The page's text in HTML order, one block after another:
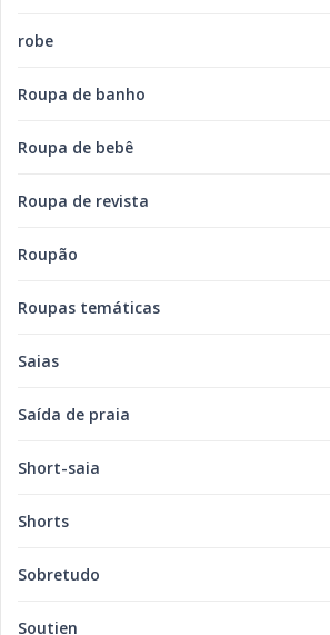
robe
Roupa de banho
Roupa de bebê
Roupa de revista
Roupão
Roupas temáticas
Saias
Saída de praia
Short-saia
Shorts
Sobretudo
Soutien